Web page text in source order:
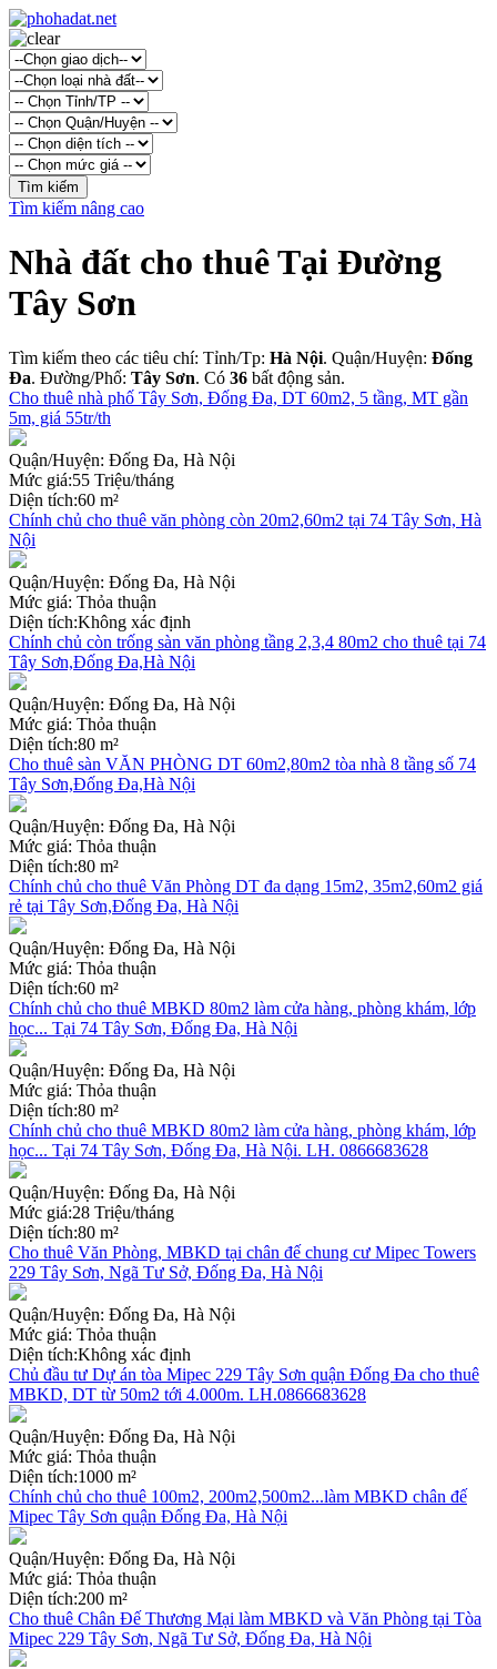
Tìm kiếm nâng cao
Nhà đất cho thuê Tại Đường
Tây Sơn
Tìm kiếm theo các tiêu chí: Tỉnh/Tp: Hà Nội. Quận/Huyện: Đống
Đa. Đường/Phố: Tây Sơn. Có 36 bất động sản.
Cho thuê nhà phố Tây Sơn, Đống Đa, DT 60m2, 5 tầng, MT gần
5m, giá 55tr/th
Quận/Huyện: Đống Đa, Hà Nội
Mức giá:55 Triệu/tháng
Diện tích:60 m²
Chính chủ cho thuê văn phòng còn 20m2,60m2 tại 74 Tây Sơn, Hà
Nội
Quận/Huyện: Đống Đa, Hà Nội
Mức giá: Thỏa thuận
Diện tích:Không xác định
Chính chủ còn trống sàn văn phòng tầng 2,3,4 80m2 cho thuê tại 74
Tây Sơn,Đống Đa,Hà Nội
Quận/Huyện: Đống Đa, Hà Nội
Mức giá: Thỏa thuận
Diện tích:80 m²
Cho thuê sàn VĂN PHÒNG DT 60m2,80m2 tòa nhà 8 tầng số 74
Tây Sơn,Đống Đa,Hà Nội
Quận/Huyện: Đống Đa, Hà Nội
Mức giá: Thỏa thuận
Diện tích:80 m²
Chính chủ cho thuê Văn Phòng DT đa dạng 15m2, 35m2,60m2 giá
rẻ tại Tây Sơn,Đống Đa, Hà Nội
Quận/Huyện: Đống Đa, Hà Nội
Mức giá: Thỏa thuận
Diện tích:60 m²
Chính chủ cho thuê MBKD 80m2 làm cửa hàng, phòng khám, lớp
học... Tại 74 Tây Sơn, Đống Đa, Hà Nội
Quận/Huyện: Đống Đa, Hà Nội
Mức giá: Thỏa thuận
Diện tích:80 m²
Chính chủ cho thuê MBKD 80m2 làm cửa hàng, phòng khám, lớp
học... Tại 74 Tây Sơn, Đống Đa, Hà Nội. LH. 0866683628
Quận/Huyện: Đống Đa, Hà Nội
Mức giá:28 Triệu/tháng
Diện tích:80 m²
Cho thuê Văn Phòng, MBKD tại chân đế chung cư Mipec Towers
229 Tây Sơn, Ngã Tư Sở, Đống Đa, Hà Nội
Quận/Huyện: Đống Đa, Hà Nội
Mức giá: Thỏa thuận
Diện tích:Không xác định
Chủ đầu tư Dự án tòa Mipec 229 Tây Sơn quận Đống Đa cho thuê
MBKD, DT từ 50m2 tới 4.000m. LH.0866683628
Quận/Huyện: Đống Đa, Hà Nội
Mức giá: Thỏa thuận
Diện tích:1000 m²
Chính chủ cho thuê 100m2, 200m2,500m2...làm MBKD chân đế
Mipec Tây Sơn quận Đống Đa, Hà Nội
Quận/Huyện: Đống Đa, Hà Nội
Mức giá: Thỏa thuận
Diện tích:200 m²
Cho thuê Chân Đế Thương Mại làm MBKD và Văn Phòng tại Tòa
Mipec 229 Tây Sơn, Ngã Tư Sở, Đống Đa, Hà Nội